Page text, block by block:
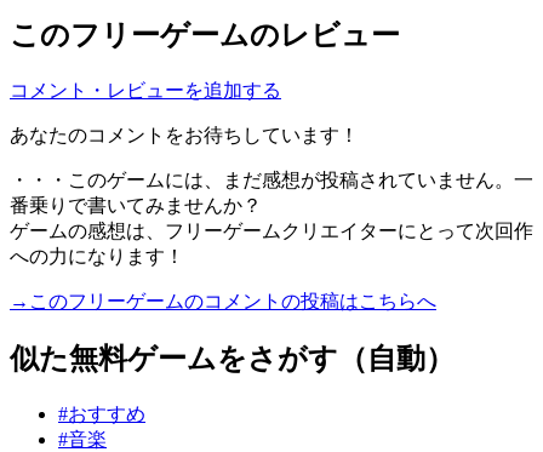
このフリーゲームのレビュー
コメント・レビューを追加する
あなたのコメントをお待ちしています！
・・・このゲームには、まだ感想が投稿されていません。一
番乗りで書いてみませんか？
ゲームの感想は、フリーゲームクリエイターにとって次回作
への力になります！
→このフリーゲームのコメントの投稿はこちらへ
似た無料ゲームをさがす（自動）
#おすすめ
#音楽